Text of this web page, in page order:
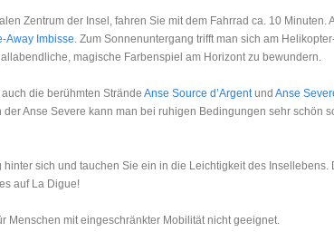
Zentrum der Insel, fahren Sie mit dem Fahrrad ca. 10
Away Imbisse. Zum Sonnenuntergang trifft man sich am
magische Farbenspiel am Horizont zu bewundern.
die berühmten Strände Anse Source d’Argentund Anse
der Anse Severe kann man bei ruhigen Bedingungen sehr schön
hinter sich und tauchen Sie ein in die Leichtigkeit des Insellebens.
auf La Digue!
Menschen mit eingeschränkter Mobilität nicht geeignet.